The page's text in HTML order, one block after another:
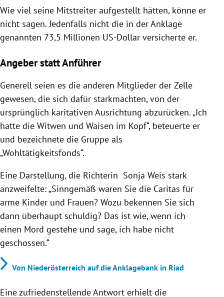
Wie viel seine Mitstreiter aufgestellt hätten, könne er
nicht sagen. Jedenfalls nicht die in der Anklage
genannten 73,5 Millionen US-Dollar versicherte er.
Angeber statt Anführer
Generell seien es die anderen Mitglieder der Zelle
gewesen, die sich dafür starkmachten, von der
ursprünglich karitativen Ausrichtung abzurücken. „Ich
hatte die Witwen und Waisen im Kopf“, beteuerte er
und bezeichnete die Gruppe als
„Wohltätigkeitsfonds“.
Eine Darstellung, die Richterin Sonja Weis stark
anzweifelte: „Sinngemäß waren Sie die Caritas für
arme Kinder und Frauen? Wozu bekennen Sie sich
dann überhaupt schuldig? Das ist wie, wenn ich
einen Mord gestehe und sage, ich habe nicht
geschossen.“
Von Niederösterreich auf die Anklagebank in Riad
Eine zufriedenstellende Antwort erhielt die